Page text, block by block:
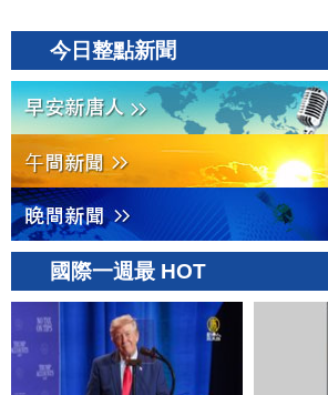
今日整點新聞
國際一週最 HOT